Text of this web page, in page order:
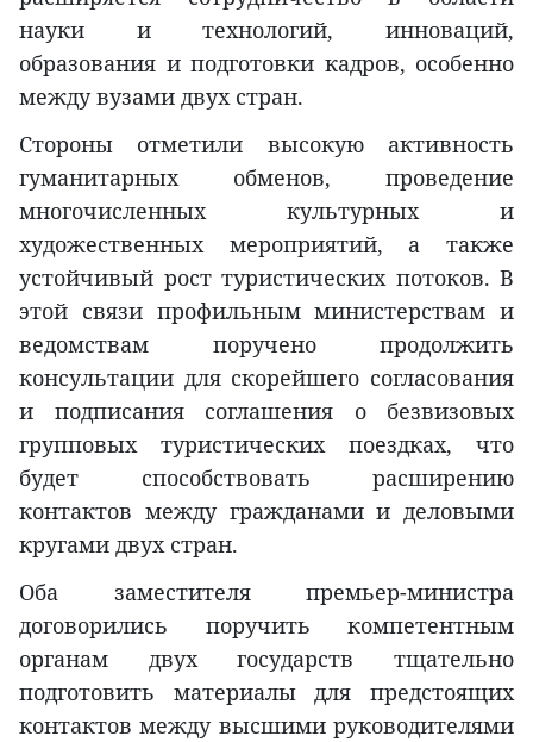
науки и технологий, инноваций,
образования и подготовки кадров, особенно
между вузами двух стран.
Стороны отметили высокую активность
гуманитарных обменов, проведение
многочисленных культурных и
художественных мероприятий, а также
устойчивый рост туристических потоков. В
этой связи профильным министерствам и
ведомствам поручено продолжить
консультации для скорейшего согласования
и подписания соглашения о безвизовых
групповых туристических поездках, что
будет способствовать расширению
контактов между гражданами и деловыми
кругами двух стран.
Оба заместителя премьер-министра
договорились поручить компетентным
органам двух государств тщательно
подготовить материалы для предстоящих
контактов между высшими руководителями